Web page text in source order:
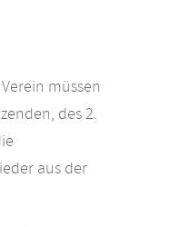
müssen
des 2.
aus der